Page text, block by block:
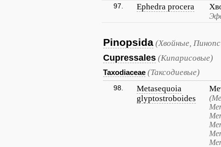
97. Ephedra procera
Pinopsida (Хвойные,
Cupressales (Кипарисовые)
Taxodiaceae (Таксодиевые)
98.
Metasequoia
glyptostroboides